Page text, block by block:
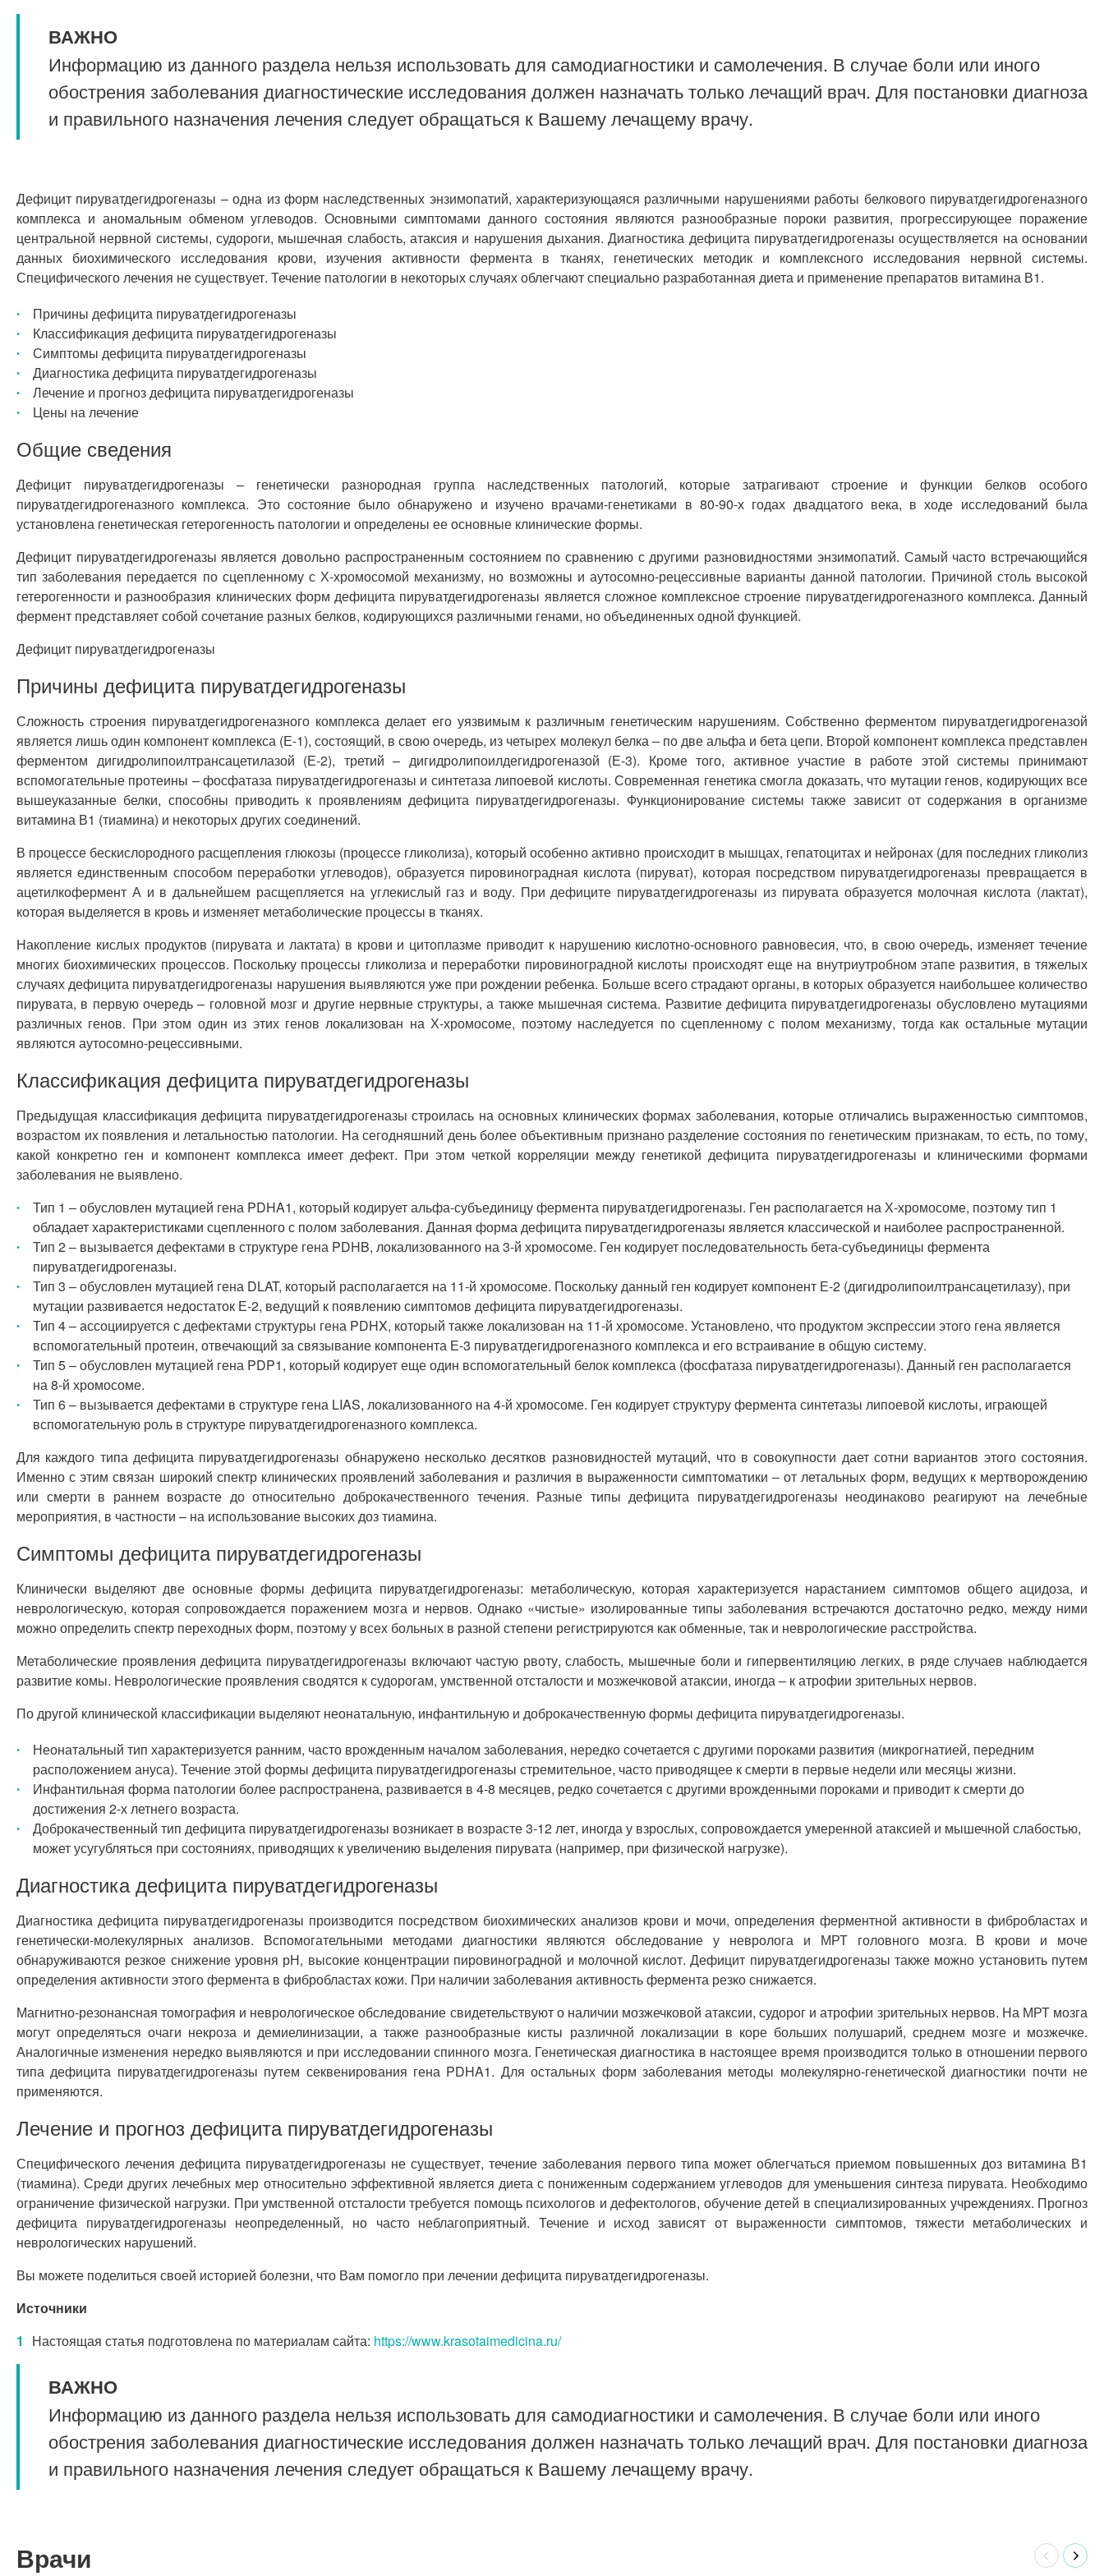
ВАЖНО
Информацию из данного раздела нельзя использовать для самодиагностики и самолечения. В случае боли или иного
обострения заболевания диагностические исследования должен назначать только лечащий врач. Для постановки диагноза
и правильного назначения лечения следует обращаться к Вашему лечащему врачу.
Дефицит пируватдегидрогеназы – одна из форм наследственных энзимопатий, характеризующаяся различными нарушениями работы белкового пируватдегидрогеназного
комплекса и аномальным обменом углеводов. Основными симптомами данного состояния являются разнообразные пороки развития, прогрессирующее поражение
центральной нервной системы, судороги, мышечная слабость, атаксия и нарушения дыхания. Диагностика дефицита пируватдегидрогеназы осуществляется на основании
данных биохимического исследования крови, изучения активности фермента в тканях, генетических методик и комплексного исследования нервной системы.
Специфического лечения не существует. Течение патологии в некоторых случаях облегчают специально разработанная диета и применение препаратов витамина В1.
Причины дефицита пируватдегидрогеназы
Классификация дефицита пируватдегидрогеназы
Симптомы дефицита пируватдегидрогеназы
Диагностика дефицита пируватдегидрогеназы
Лечение и прогноз дефицита пируватдегидрогеназы
Цены на лечение
Общие сведения
Дефицит пируватдегидрогеназы – генетически разнородная группа наследственных патологий, которые затрагивают строение и функции белков особого
пируватдегидрогеназного комплекса. Это состояние было обнаружено и изучено врачами-генетиками в 80-90-х годах двадцатого века, в ходе исследований была
установлена генетическая гетерогенность патологии и определены ее основные клинические формы.
Дефицит пируватдегидрогеназы является довольно распространенным состоянием по сравнению с другими разновидностями энзимопатий. Самый часто встречающийся
тип заболевания передается по сцепленному с Х-хромосомой механизму, но возможны и аутосомно-рецессивные варианты данной патологии. Причиной столь высокой
гетерогенности и разнообразия клинических форм дефицита пируватдегидрогеназы является сложное комплексное строение пируватдегидрогеназного комплекса. Данный
фермент представляет собой сочетание разных белков, кодирующихся различными генами, но объединенных одной функцией.
Дефицит пируватдегидрогеназы
Причины дефицита пируватдегидрогеназы
Сложность строения пируватдегидрогеназного комплекса делает его уязвимым к различным генетическим нарушениям. Собственно ферментом пируватдегидрогеназой
является лишь один компонент комплекса (Е-1), состоящий, в свою очередь, из четырех молекул белка – по две альфа и бета цепи. Второй компонент комплекса представлен
ферментом дигидролипоилтрансацетилазой (Е-2), третий – дигидролипоилдегидрогеназой (Е-3). Кроме того, активное участие в работе этой системы принимают
вспомогательные протеины – фосфатаза пируватдегидрогеназы и синтетаза липоевой кислоты. Современная генетика смогла доказать, что мутации генов, кодирующих все
вышеуказанные белки, способны приводить к проявлениям дефицита пируватдегидрогеназы. Функционирование системы также зависит от содержания в организме
витамина В1 (тиамина) и некоторых других соединений.
В процессе бескислородного расщепления глюкозы (процессе гликолиза), который особенно активно происходит в мышцах, гепатоцитах и нейронах (для последних гликолиз
является единственным способом переработки углеводов), образуется пировиноградная кислота (пируват), которая посредством пируватдегидрогеназы превращается в
ацетилкофермент А и в дальнейшем расщепляется на углекислый газ и воду. При дефиците пируватдегидрогеназы из пирувата образуется молочная кислота (лактат),
которая выделяется в кровь и изменяет метаболические процессы в тканях.
Накопление кислых продуктов (пирувата и лактата) в крови и цитоплазме приводит к нарушению кислотно-основного равновесия, что, в свою очередь, изменяет течение
многих биохимических процессов. Поскольку процессы гликолиза и переработки пировиноградной кислоты происходят еще на внутриутробном этапе развития, в тяжелых
случаях дефицита пируватдегидрогеназы нарушения выявляются уже при рождении ребенка. Больше всего страдают органы, в которых образуется наибольшее количество
пирувата, в первую очередь – головной мозг и другие нервные структуры, а также мышечная система. Развитие дефицита пируватдегидрогеназы обусловлено мутациями
различных генов. При этом один из этих генов локализован на Х-хромосоме, поэтому наследуется по сцепленному с полом механизму, тогда как остальные мутации
являются аутосомно-рецессивными.
Классификация дефицита пируватдегидрогеназы
Предыдущая классификация дефицита пируватдегидрогеназы строилась на основных клинических формах заболевания, которые отличались выраженностью симптомов,
возрастом их появления и летальностью патологии. На сегодняшний день более объективным признано разделение состояния по генетическим признакам, то есть, по тому,
какой конкретно ген и компонент комплекса имеет дефект. При этом четкой корреляции между генетикой дефицита пируватдегидрогеназы и клиническими формами
заболевания не выявлено.
Тип 1 – обусловлен мутацией гена PDHA1, который кодирует альфа-субъединицу фермента пируватдегидрогеназы. Ген располагается на Х-хромосоме, поэтому тип 1
обладает характеристиками сцепленного с полом заболевания. Данная форма дефицита пируватдегидрогеназы является классической и наиболее распространенной.
Тип 2 – вызывается дефектами в структуре гена PDHB, локализованного на 3-й хромосоме. Ген кодирует последовательность бета-субъединицы фермента
пируватдегидрогеназы.
Тип 3 – обусловлен мутацией гена DLAT, который располагается на 11-й хромосоме. Поскольку данный ген кодирует компонент Е-2 (дигидролипоилтрансацетилазу), при
мутации развивается недостаток Е-2, ведущий к появлению симптомов дефицита пируватдегидрогеназы.
Тип 4 – ассоциируется с дефектами структуры гена PDHX, который также локализован на 11-й хромосоме. Установлено, что продуктом экспрессии этого гена является
вспомогательный протеин, отвечающий за связывание компонента Е-3 пируватдегидрогеназного комплекса и его встраивание в общую систему.
Тип 5 – обусловлен мутацией гена PDP1, который кодирует еще один вспомогательный белок комплекса (фосфатаза пируватдегидрогеназы). Данный ген располагается
на 8-й хромосоме.
Тип 6 – вызывается дефектами в структуре гена LIAS, локализованного на 4-й хромосоме. Ген кодирует структуру фермента синтетазы липоевой кислоты, играющей
вспомогательную роль в структуре пируватдегидрогеназного комплекса.
Для каждого типа дефицита пируватдегидрогеназы обнаружено несколько десятков разновидностей мутаций, что в совокупности дает сотни вариантов этого состояния.
Именно с этим связан широкий спектр клинических проявлений заболевания и различия в выраженности симптоматики – от летальных форм, ведущих к мертворождению
или смерти в раннем возрасте до относительно доброкачественного течения. Разные типы дефицита пируватдегидрогеназы неодинаково реагируют на лечебные
мероприятия, в частности – на использование высоких доз тиамина.
Симптомы дефицита пируватдегидрогеназы
Клинически выделяют две основные формы дефицита пируватдегидрогеназы: метаболическую, которая характеризуется нарастанием симптомов общего ацидоза, и
неврологическую, которая сопровождается поражением мозга и нервов. Однако «чистые» изолированные типы заболевания встречаются достаточно редко, между ними
можно определить спектр переходных форм, поэтому у всех больных в разной степени регистрируются как обменные, так и неврологические расстройства.
Метаболические проявления дефицита пируватдегидрогеназы включают частую рвоту, слабость, мышечные боли и гипервентиляцию легких, в ряде случаев наблюдается
развитие комы. Неврологические проявления сводятся к судорогам, умственной отсталости и мозжечковой атаксии, иногда – к атрофии зрительных нервов.
По другой клинической классификации выделяют неонатальную, инфантильную и доброкачественную формы дефицита пируватдегидрогеназы.
Неонатальный тип характеризуется ранним, часто врожденным началом заболевания, нередко сочетается с другими пороками развития (микрогнатией, передним
расположением ануса). Течение этой формы дефицита пируватдегидрогеназы стремительное, часто приводящее к смерти в первые недели или месяцы жизни.
Инфантильная форма патологии более распространена, развивается в 4-8 месяцев, редко сочетается с другими врожденными пороками и приводит к смерти до
достижения 2-х летнего возраста.
Доброкачественный тип дефицита пируватдегидрогеназы возникает в возрасте 3-12 лет, иногда у взрослых, сопровождается умеренной атаксией и мышечной слабостью,
может усугубляться при состояниях, приводящих к увеличению выделения пирувата (например, при физической нагрузке).
Диагностика дефицита пируватдегидрогеназы
Диагностика дефицита пируватдегидрогеназы производится посредством биохимических анализов крови и мочи, определения ферментной активности в фибробластах и
генетически-молекулярных анализов. Вспомогательными методами диагностики являются обследование у невролога и МРТ головного мозга. В крови и моче
обнаруживаются резкое снижение уровня рН, высокие концентрации пировиноградной и молочной кислот. Дефицит пируватдегидрогеназы также можно установить путем
определения активности этого фермента в фибробластах кожи. При наличии заболевания активность фермента резко снижается.
Магнитно-резонансная томография и неврологическое обследование свидетельствуют о наличии мозжечковой атаксии, судорог и атрофии зрительных нервов. На МРТ мозга
могут определяться очаги некроза и демиелинизации, а также разнообразные кисты различной локализации в коре больших полушарий, среднем мозге и мозжечке.
Аналогичные изменения нередко выявляются и при исследовании спинного мозга. Генетическая диагностика в настоящее время производится только в отношении первого
типа дефицита пируватдегидрогеназы путем секвенирования гена PDHA1. Для остальных форм заболевания методы молекулярно-генетической диагностики почти не
применяются.
Лечение и прогноз дефицита пируватдегидрогеназы
Специфического лечения дефицита пируватдегидрогеназы не существует, течение заболевания первого типа может облегчаться приемом повышенных доз витамина В1
(тиамина). Среди других лечебных мер относительно эффективной является диета с пониженным содержанием углеводов для уменьшения синтеза пирувата. Необходимо
ограничение физической нагрузки. При умственной отсталости требуется помощь психологов и дефектологов, обучение детей в специализированных учреждениях. Прогноз
дефицита пируватдегидрогеназы неопределенный, но часто неблагоприятный. Течение и исход зависят от выраженности симптомов, тяжести метаболических и
неврологических нарушений.
Вы можете поделиться своей историей болезни, что Вам помогло при лечении дефицита пируватдегидрогеназы.
Источники
Настоящая статья подготовлена по материалам сайта: https://www.krasotaimedicina.ru/
ВАЖНО
Информацию из данного раздела нельзя использовать для самодиагностики и самолечения. В случае боли или иного
обострения заболевания диагностические исследования должен назначать только лечащий врач. Для постановки диагноза
и правильного назначения лечения следует обращаться к Вашему лечащему врачу.
Врачи